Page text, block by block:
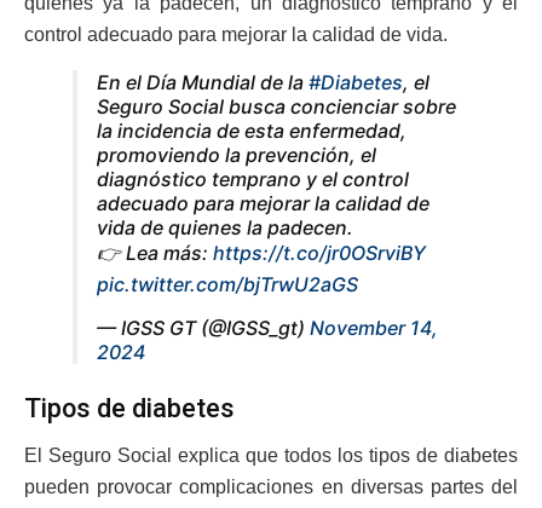
control adecuado para mejorar la calidad de vida.
En el Día Mundial de la #Diabetes, el
Seguro Social busca concienciar sobre
la incidencia de esta enfermedad,
promoviendo la prevención, el
diagnóstico temprano y el control
adecuado para mejorar la calidad de
vida de quienes la padecen.
👉 Lea más: https://t.co/jr0OSrviBY
pic.twitter.com/bjTrwU2aGS
— IGSS GT (@IGSS_gt) November 14,
2024
Tipos de diabetes
El Seguro Social explica que todos los tipos de diabetes
pueden provocar complicaciones en diversas partes del